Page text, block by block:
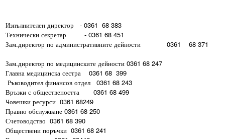
Изпълнителен директор - 0361 68 383
Технически секретар - 0361 68 451
Зам.директор по административните дейности 0361 68 371
Зам.директор по медицинските дейности 0361 68 247
Главна медицинска сестра 0361 68 399
Ръководител финансов отдел 0361 68 243
Връзки с обществеността 0361 68 499
Човешки ресурси 0361 68249
Правно обслужване 0361 68 250
Счетоводство 0361 68 390
Обществени поръчки 0361 68 241